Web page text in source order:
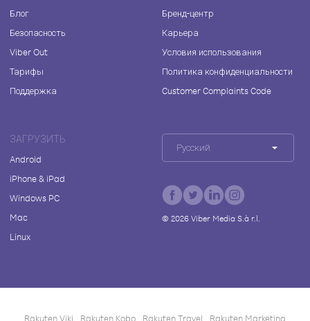
Блог
Безопасность
Viber Out
Тарифы
Поддержка
Бренд-центр
Карьера
Условия использования
Политика конфиденциальности
Customer Complaints Code
ЗАГРУЗИТЬ
Android
iPhone & iPad
Windows PC
Mac
Linux
Русский
© 2026Viber Media S.à r.l.
Rakuten Viki Rakuten Kobo Rakuten Travel Rakuten Marketing